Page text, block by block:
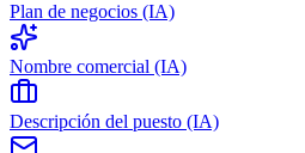
Plan de negocios (IA)
Nombre comercial (IA)
Descripción del puesto (IA)